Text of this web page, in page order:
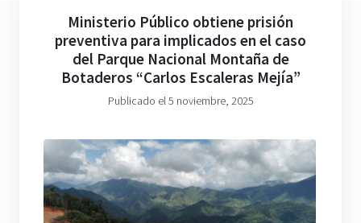
Ministerio Público obtiene prisión
preventiva para implicados en el caso
del Parque Nacional Montaña de
Botaderos “Carlos Escaleras Mejía”
Publicado el 5 noviembre, 2025